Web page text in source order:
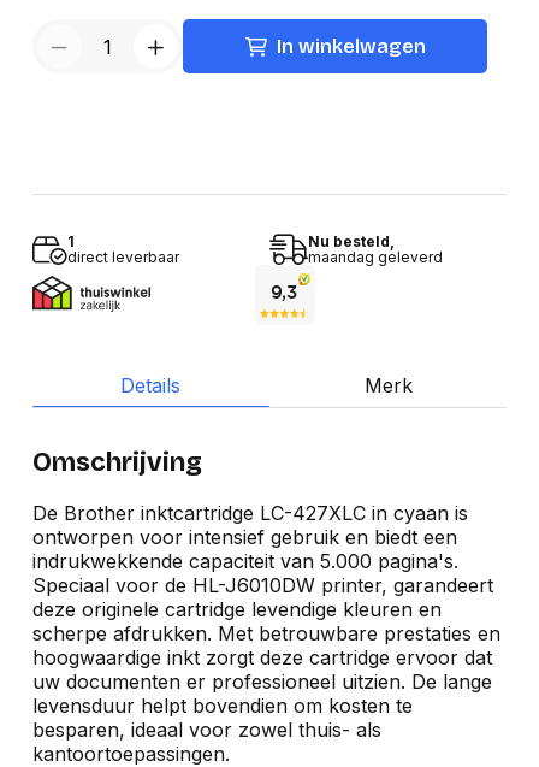
In winkelwagen
1
direct leverbaar
Nu besteld,
maandag geleverd
Details Merk
Omschrijving
De Brother inktcartridge LC-427XLC in cyaan is
ontworpen voor intensief gebruik en biedt een
indrukwekkende capaciteit van 5.000 pagina's.
Speciaal voor de HL-J6010DW printer, garandeert
deze originele cartridge levendige kleuren en
scherpe afdrukken. Met betrouwbare prestaties en
hoogwaardige inkt zorgt deze cartridge ervoor dat
uw documenten er professioneel uitzien. De lange
levensduur helpt bovendien om kosten te
besparen, ideaal voor zowel thuis- als
kantoortoepassingen.